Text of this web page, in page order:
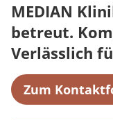
MEDIAN
betreut.
Verlässlich
Zum